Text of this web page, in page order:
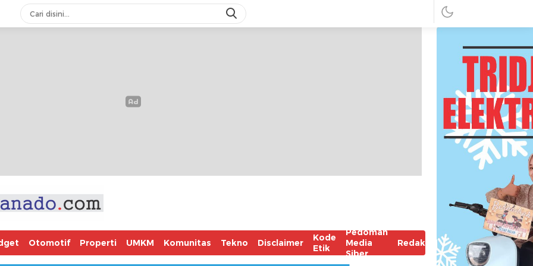
Otomotif Properti UMKM Komunitas Tekno Disclaimer
Kode
Etik
Pedoman
Media
Siber
Redaksi